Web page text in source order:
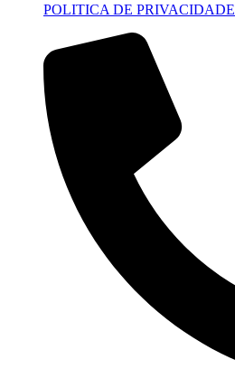
POLITICA DE PRIVACIDADE